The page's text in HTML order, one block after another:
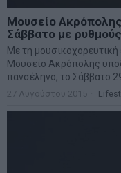
Μουσείο
Σάββατο με
Με τη
Μουσείο Ακρόπολης
πανσέληνο, το Σάββατο
27 Αυγούστου 2015